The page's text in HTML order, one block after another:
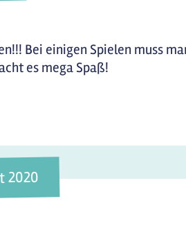
Bei einigen Spielen muss
es mega Spaß!
2020